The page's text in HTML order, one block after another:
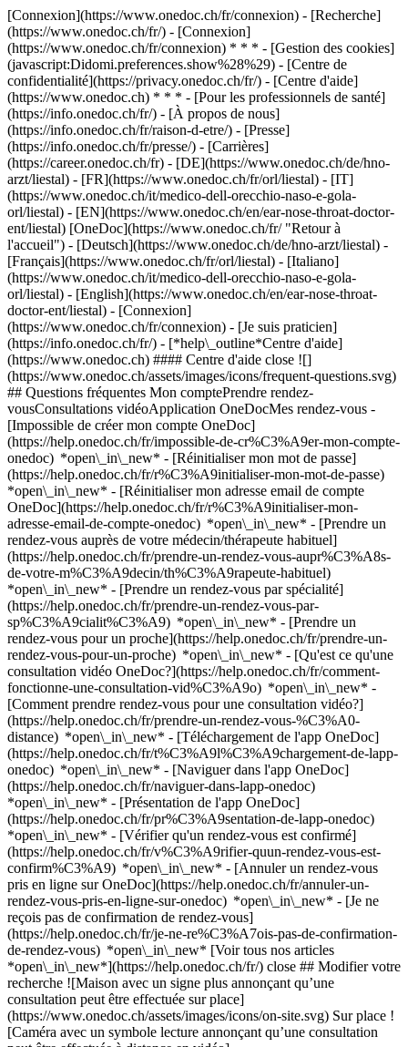
[Connexion](https://www.onedoc.ch/fr/connexion) - [Recherche]
(https://www.onedoc.ch/fr/) - [Connexion]
(https://www.onedoc.ch/fr/connexion) * * * - [Gestion des cookies]
(javascript:Didomi.preferences.show%28%29) - [Centre de
confidentialité](https://privacy.onedoc.ch/fr/) - [Centre d'aide]
(https://www.onedoc.ch) * * * - [Pour les professionnels de santé]
(https://info.onedoc.ch/fr/) - [À propos de nous]
(https://info.onedoc.ch/fr/raison-d-etre/) - [Presse]
(https://info.onedoc.ch/fr/presse/) - [Carrières]
(https://career.onedoc.ch/fr) - [DE](https://www.onedoc.ch/de/hno-
arzt/liestal) - [FR](https://www.onedoc.ch/fr/orl/liestal) - [IT]
(https://www.onedoc.ch/it/medico-dell-orecchio-naso-e-gola-
orl/liestal) - [EN](https://www.onedoc.ch/en/ear-nose-throat-doctor-
ent/liestal) [OneDoc](https://www.onedoc.ch/fr/ "Retour à
l'accueil") - [Deutsch](https://www.onedoc.ch/de/hno-arzt/liestal) -
[Français](https://www.onedoc.ch/fr/orl/liestal) - [Italiano]
(https://www.onedoc.ch/it/medico-dell-orecchio-naso-e-gola-
orl/liestal) - [English](https://www.onedoc.ch/en/ear-nose-throat-
doctor-ent/liestal) - [Connexion]
(https://www.onedoc.ch/fr/connexion) - [Je suis praticien]
(https://info.onedoc.ch/fr/) - [*help\_outline*Centre d'aide]
(https://www.onedoc.ch) #### Centre d'aide close ![]
(https://www.onedoc.ch/assets/images/icons/frequent-questions.svg)
## Questions fréquentes Mon comptePrendre rendez-
vousConsultations vidéoApplication OneDocMes rendez-vous -
[Impossible de créer mon compte OneDoc]
(https://help.onedoc.ch/fr/impossible-de-cr%C3%A9er-mon-compte-
onedoc) *open\_in\_new* - [Réinitialiser mon mot de passe]
(https://help.onedoc.ch/fr/r%C3%A9initialiser-mon-mot-de-passe)
*open\_in\_new* - [Réinitialiser mon adresse email de compte
OneDoc](https://help.onedoc.ch/fr/r%C3%A9initialiser-mon-
adresse-email-de-compte-onedoc) *open\_in\_new* - [Prendre un
rendez-vous auprès de votre médecin/thérapeute habituel]
(https://help.onedoc.ch/fr/prendre-un-rendez-vous-aupr%C3%A8s-
de-votre-m%C3%A9decin/th%C3%A9rapeute-habituel)
*open\_in\_new* - [Prendre un rendez-vous par spécialité]
(https://help.onedoc.ch/fr/prendre-un-rendez-vous-par-
sp%C3%A9cialit%C3%A9) *open\_in\_new* - [Prendre un
rendez-vous pour un proche](https://help.onedoc.ch/fr/prendre-un-
rendez-vous-pour-un-proche) *open\_in\_new* - [Qu'est ce qu'une
consultation vidéo OneDoc?](https://help.onedoc.ch/fr/comment-
fonctionne-une-consultation-vid%C3%A9o) *open\_in\_new* -
[Comment prendre rendez-vous pour une consultation vidéo?]
(https://help.onedoc.ch/fr/prendre-un-rendez-vous-%C3%A0-
distance) *open\_in\_new* - [Téléchargement de l'app OneDoc]
(https://help.onedoc.ch/fr/t%C3%A9l%C3%A9chargement-de-lapp-
onedoc) *open\_in\_new* - [Naviguer dans l'app OneDoc]
(https://help.onedoc.ch/fr/naviguer-dans-lapp-onedoc)
*open\_in\_new* - [Présentation de l'app OneDoc]
(https://help.onedoc.ch/fr/pr%C3%A9sentation-de-lapp-onedoc)
*open\_in\_new* - [Vérifier qu'un rendez-vous est confirmé](https://help.onedoc.ch/fr/v%C3%A9rifier-quun-rendez-vous-est-confirm%C3%A9) *open\_in\_new* - [Annuler un rendez-vous pris en ligne sur OneDoc](https://help.onedoc.ch/fr/annuler-un-rendez-vous-pris-en-ligne-sur-onedoc) *open\_in\_new* - [Je ne reçois pas de confirmation de rendez-vous](https://help.onedoc.ch/fr/je-ne-re%C3%A7ois-pas-de-confirmation-de-rendez-vous) *open\_in\_new* [Voir tous nos articles *open\_in\_new*](https://help.onedoc.ch/fr/) close ## Modifier votre recherche ![Maison avec un signe plus annonçant qu’une consultation peut être effectuée sur place](https://www.onedoc.ch/assets/images/icons/on-site.svg) Sur place ![Caméra avec un symbole lecture annonçant qu’une consultation peut être effectuée à distance en vidéo](https://www.onedoc.ch/assets/images/icons/remote.svg) À distance Rechercher #### Spécialités #### Praticiens #### Établissements edit ORL à Liestal tune Filtrer par Nouveaux patients*keyboard\_arrow\_down* - Acceptés*check\_circle* Langue parlée*keyboard\_arrow\_down* - Allemand*check\_circle* - Anglais*check\_circle* - Catalan*check\_circle* - Espagnol*check\_circle* - Français*check\_circle* - Grec*check\_circle* - Hongrois*check\_circle* - Italien*check\_circle* - Latin*check\_circle* - Persan*check\_circle* - Portugais*check\_circle* - Russe*check\_circle* - Slovaque*check\_circle* - Suédois*check\_circle* Sexe*keyboard\_arrow\_down* - Femme*check\_circle* - Homme*check\_circle* Réseau*keyboard\_arrow\_down* - Hirslanden*check\_circle* Disponibilité*keyboard\_arrow\_down* - Disponible aujourdhui*check\_circle* - Dans les 3 prochains jours*check\_circle* - Dans les 7 prochains jours*check\_circle* - Dans les 14 prochains jours*check\_circle* # ORL à Liestal: prenez rendez-vous en ligne aujourd'hui ## 5 résultats à Liestal [![Dr. med. Bela Molnar, ORL à Liestal](https://assets.onedoc.ch/images/users/5fa7c061817ee1cadd3fb709ba71f27618522839a2107410e2e9a8095fbbbe4c-small.jpg "Dr. med. Bela Molnar, ORL à Liestal")](https://www.onedoc.ch/fr/orl/liestal/ptxu/dr-med-bela-molnar) ### [Dr. med. Bela Molnar](https://www.onedoc.ch/fr/orl/liestal/ptxu/dr-med-bela-molnar) ![Badge indiquant un profil vérifié](https://www.onedoc.ch/assets/images/icons/checkmark.svg) ORL [HNO Praxis Dr. Molnar](https://www.onedoc.ch/fr/cabinet-medical/liestal/em5k/hno-praxis-dr-molnar) Bahnhofplatz 11 4410 Liestal ![Icône patient avec un signe plus annonçant que le professionnel accepte de nouveaux patients](https://www.onedoc.ch/assets/images/icons/new-patients.svg)Accepte les nouveaux patients [Réserver un RDV](https://www.onedoc.ch/fr/orl/liestal/ptxu/dr-med-bela-molnar) Expertises:[Acouphènes](https://www.onedoc.ch/fr/acouphenes/liestal), [Implant cochléaire](https://www.onedoc.ch/fr/implant-cochleaire/liestal), [Appareil auditif](https://www.onedoc.ch/fr/appareil-auditif/liestal), [Appareil auditif pour enfant](https://www.onedoc.ch/fr/appareil-auditif-pour-enfant/liestal)Voir plus *chevron\_left* lun. 03 août *chevron\_right* Voir plus de rendez-vous *error\_outline* Une erreur s'est produite lors du chargement des disponibilités [Réessayer](https://www.onedoc.ch) Expertises:[Acouphènes](https://www.onedoc.ch/fr/acouphenes/liestal), [Implant cochléaire](https://www.onedoc.ch/fr/implant-cochleaire/liestal), [Appareil auditif](https://www.onedoc.ch/fr/appareil-auditif/liestal), [Appareil auditif pour enfant](https://www.onedoc.ch/fr/appareil-auditif-pour-enfant/liestal)Voir plus [![Dr. med. Birgit Zumbühl-Kauer, ORL à Liestal](https://assets.onedoc.ch/images/users/ea61a50253573ddfa20ca552b224208624a0346a035fb0b1dc5e62e495f7ce9e-small.jpg "Dr. med. Birgit Zumbühl-Kauer, ORL à Liestal")](https://www.onedoc.ch/fr/orl/liestal/pcwjd/dr-med-birgit-zumbuhl-kauer) ### [Dr. med. Birgit Zumbühl-Kauer](https://www.onedoc.ch/fr/orl/liestal/pcwjd/dr-med-birgit-zumbuhl-kauer) ORL [HNO Praxis Dr. Molnar](https://www.onedoc.ch/fr/cabinet-medical/liestal/em5k/hno-praxis-dr-molnar) Bahnhofplatz 11 4410 Liestal ![Icône patient avec un signe plus annonçant que le professionnel accepte de nouveaux patients](https://www.onedoc.ch/assets/images/icons/new-patients.svg)Accepte les nouveaux patients [Réserver un RDV](https://www.onedoc.ch/fr/orl/liestal/pcwjd/dr-med-birgit-zumbuhl-kauer) *chevron\_left* lun. 03 août *chevron\_right* Voir plus de rendez-vous *error\_outline* Une erreur s'est produite lors du chargement des disponibilités [Réessayer](https://www.onedoc.ch) [![Dr. med. André Dias, ORL à Liestal](https://assets.onedoc.ch/images/users/f71650d58f969c32867454e99f4ba901772cea0b0d6b79dc380607e82a23e81f-small.jpg "Dr. med. André Dias, ORL à Liestal")](https://www.onedoc.ch/fr/orl/liestal/pcwjc/dr-med-andre-dias) ### [Dr. med. André Dias](https://www.onedoc.ch/fr/orl/liestal/pcwjc/dr-med-andre-dias) ![Badge indiquant un profil vérifié](https://www.onedoc.ch/assets/images/icons/checkmark.svg) ORL [HNO Praxis Dr. Molnar](https://www.onedoc.ch/fr/cabinet-medical/liestal/em5k/hno-praxis-dr-molnar) Bahnhofplatz 11 4410 Liestal ![Icône patient avec un signe plus annonçant que le professionnel accepte de nouveaux patients](https://www.onedoc.ch/assets/images/icons/new-patients.svg)Accepte les nouveaux patients [Réserver un RDV](https://www.onedoc.ch/fr/orl/liestal/pcwjc/dr-med-andre-dias) Expertises:[Troubles du sommeil](https://www.onedoc.ch/fr/troubles-du-sommeil/liestal), [Apnée du sommeil](https://www.onedoc.ch/fr/apnee-du-sommeil/liestal), [Appareil auditif pour enfant](https://www.onedoc.ch/fr/appareil-auditif-pour-enfant/liestal), [Test auditif | Bilan Auditif](https://www.onedoc.ch/fr/test-auditif-bilan-auditif/liestal), [Ronflements](https://www.onedoc.ch/fr/ronflements/liestal)Voir plus *chevron\_left* lun. 03 août *chevron\_right* Voir plus de rendez-vous *error\_outline* Une erreur s'est produite lors du chargement des disponibilités [Réessayer](https://www.onedoc.ch) Expertises:[Troubles du sommeil](https://www.onedoc.ch/fr/troubles-du-sommeil/liestal), [Apnée du sommeil](https://www.onedoc.ch/fr/apnee-du-sommeil/liestal), [Appareil auditif pour enfant](https://www.onedoc.ch/fr/appareil-auditif-pour-enfant/liestal), [Test auditif | Bilan Auditif](https://www.onedoc.ch/fr/test-auditif-bilan-auditif/liestal), [Ronflements](https://www.onedoc.ch/fr/ronflements/liestal)Voir plus [![pract. med. Corinna Noack, ORL à Liestal](https://assets.onedoc.ch/images/users/e5e9527d3e190a80d2bb47dca34eec5c1615fb86f785b7fe59b85543582372f3-small.png "pract. med. Corinna Noack, ORL à Liestal")](https://www.onedoc.ch/fr/orl/liestal/pcopd/pract-med-corinna-noack) ### [pract. med. Corinna Noack](https://www.onedoc.ch/fr/orl/liestal/pcopd/pract-med-corinna-noack) ![Badge indiquant un profil vérifié](https://www.onedoc.ch/assets/images/icons/checkmark.svg) ORL [HNO Praxis Liestal](https://www.onedoc.ch/fr/cabinet-medical/liestal/e821/hno-praxis-liestal) Rathausstrasse 63 4410 Liestal ![Icône patient avec un signe plus annonçant que le professionnel accepte de nouveaux patients](https://www.onedoc.ch/assets/images/icons/new-patients.svg)Accepte les nouveaux patients [Réserver un RDV](https://www.onedoc.ch/fr/orl/liestal/pcopd/pract-med-corinna-noack) Expertises:[Désensibilisation | Hyposensibilisation | Immunothérapie allergénique](https://www.onedoc.ch/fr/desensibilisation-hyposensibilisation-immunotherapie-allergenique/liestal), [Test auditif | Bilan Auditif](https://www.onedoc.ch/fr/test-auditif-bilan-auditif/liestal), [Nettoyage professionnel du conduit auditif | Retrait bouchon de cérumen](https://www.onedoc.ch/fr/nettoyage-professionnel-du-conduit-auditif-retrait-bouchon-de-cerumen/liestal), [Apnée du sommeil](https://www.onedoc.ch/fr/apnee-du-sommeil/liestal), [Ronflements](https://www.onedoc.ch/fr/ronflements/liestal), [Sinusite](https://www.onedoc.ch/fr/sinusite/liestal), [Surdité](https://www.onedoc.ch/fr/surdite/liestal), [Acouphènes](https://www.onedoc.ch/fr/acouphenes/liestal)Voir plus *chevron\_left* lun. 03 août *chevron\_right* Voir plus de rendez-vous *error\_outline* Une erreur s'est produite lors du chargement des disponibilités [Réessayer](https://www.onedoc.ch) Expertises:[Désensibilisation | Hyposensibilisation | Immunothérapie allergénique](https://www.onedoc.ch/fr/desensibilisation-hyposensibilisation-immunotherapie-allergenique/liestal), [Test auditif | Bilan Auditif](https://www.onedoc.ch/fr/test-auditif-bilan-auditif/liestal), [Nettoyage professionnel du conduit auditif | Retrait bouchon de cérumen](https://www.onedoc.ch/fr/nettoyage-professionnel-du-conduit-auditif-retrait-bouchon-de-cerumen/liestal), [Apnée du sommeil](https://www.onedoc.ch/fr/apnee-du-sommeil/liestal), [Ronflements](https://www.onedoc.ch/fr/ronflements/liestal), [Sinusite](https://www.onedoc.ch/fr/sinusite/liestal), [Surdité](https://www.onedoc.ch/fr/surdite/liestal), [Acouphènes](https://www.onedoc.ch/fr/acouphenes/liestal)Voir plus [![Dr. med. Eva Orosz, ORL à Liestal](https://assets.onedoc.ch/images/users/e83a2678ecb23edcf39436a9ad2092191aef0a03f292bfe2f853f4a1b141929a-small.jpg "Dr. med. Eva Orosz, ORL à Liestal")](https://www.onedoc.ch/fr/orl/liestal/pcwjb/dr-med-eva-orosz) ### [Dr. med. Eva Orosz](https://www.onedoc.ch/fr/orl/liestal/pcwjb/dr-med-eva-orosz) ORL [HNO Praxis Dr. Molnar](https://www.onedoc.ch/fr/cabinet-medical/liestal/em5k/hno-praxis-dr-molnar) Bahnhofplatz 11 4410 Liestal ![Icône patient avec un signe plus annonçant que le professionnel accepte de nouveaux patients](https://www.onedoc.ch/assets/images/icons/new-patients.svg)Accepte les nouveaux patients [Réserver un RDV](https://www.onedoc.ch/fr/orl/liestal/pcwjb/dr-med-eva-orosz) ## __ORLs__: d'autres spécialistes sont réservables en ligne dans les environs de __Liestal__ [![Dr. med. Lukas Horvath, ORL à Muttenz](https://assets.onedoc.ch/images/users/51b2e8025026cae5484e57d0ff2b712a0369371bab0e20ff3b587543d62a54d3